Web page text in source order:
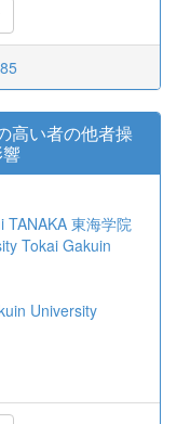
高い者の他者操
TANAKA東海学院
Tokai Gakuin
University